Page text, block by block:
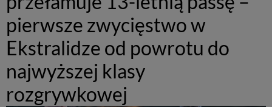
pierwsze zwycięstwo w
Ekstralidze od powrotu do
najwyższej klasy
rozgrywkowej